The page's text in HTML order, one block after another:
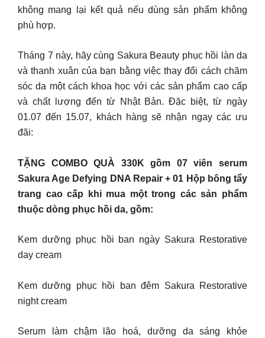
không mang lại kết quả nếu dùng sản phẩm không
phù hợp.
Tháng 7 này, hãy cùng Sakura Beauty phục hồi làn da
và thanh xuân của bạn bằng việc thay đổi cách chăm
sóc da một cách khoa học với các sản phẩm cao cấp
và chất lượng đến từ Nhật Bản. Đặc biệt, từ ngày
01.07 đến 15.07, khách hàng sẽ nhận ngay các ưu
đãi:
TẶNG COMBO QUÀ 330K gồm 07 viên serum
Sakura Age Defying DNA Repair + 01 Hộp bông tẩy
trang cao cấp khi mua một trong các sản phẩm
thuộc dòng phục hồi da, gồm:
Kem dưỡng phục hồi ban ngày Sakura Restorative
day cream
Kem dưỡng phục hồi ban đêm Sakura Restorative
night cream
Serum làm chậm lão hoá, dưỡng da sáng khỏe